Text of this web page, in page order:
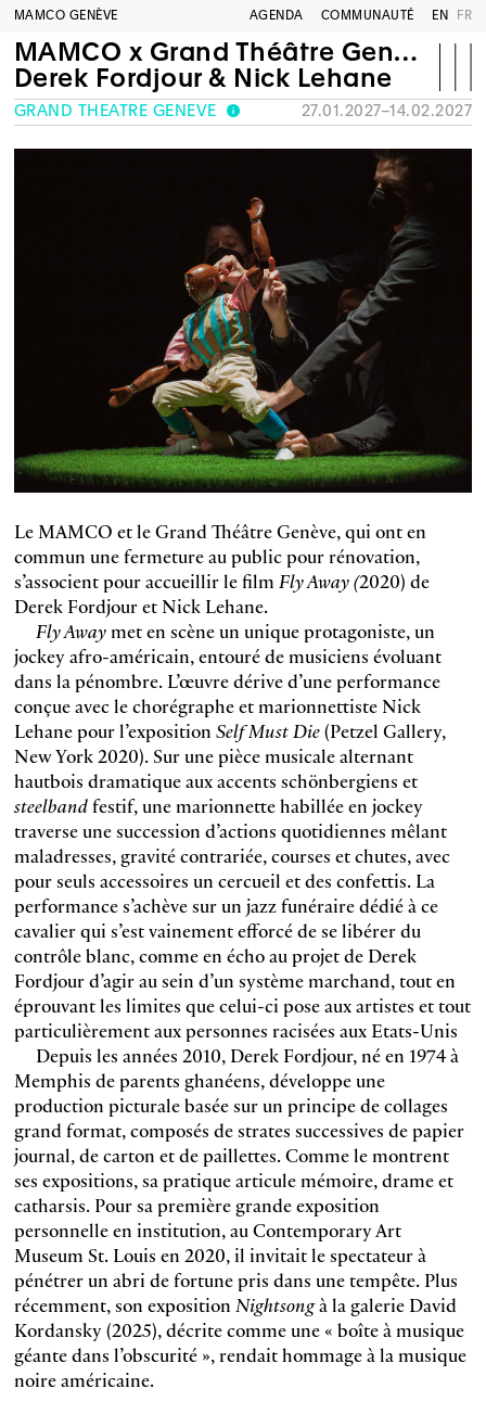
MAMCO GENÈVE AGENDA COMMUNAUTÉ EN FR
MAMCO x Grand Théâtre Genève
Derek Fordjour & Nick Lehane
GRAND THÉÂTRE GENÈVE 27.01.2027–14.02.2027
Le MAMCO et le Grand Théâtre Genève, qui ont en
commun une fermeture au public pour rénovation,
s’associent pour accueillir le film Fly Away (2020) de
Derek Fordjour et Nick Lehane.
Fly Awaymet en scène un unique protagoniste, un
jockey afro-américain, entouré de musiciens évoluant
dans la pénombre. L’œuvre dérive d’une performance
conçue avec le chorégraphe et marionnettiste Nick
Lehane pour l’exposition Self Must Die(Petzel Gallery,
New York 2020). Sur une pièce musicale alternant
hautbois dramatique aux accents schönbergiens et
steelbandfestif, une marionnette habillée en jockey
traverse une succession d’actions quotidiennes mêlant
maladresses, gravité contrariée, courses et chutes, avec
pour seuls accessoires un cercueil et des confettis. La
performance s’achève sur un jazz funéraire dédié à ce
cavalier qui s’est vainement efforcé de se libérer du
contrôle blanc, comme en écho au projet de Derek
Fordjour d’agir au sein d’un système marchand, tout en
éprouvant les limites que celui-ci pose aux artistes et tout
particulièrement aux personnes racisées aux Etats-Unis
Depuis les années 2010, Derek Fordjour, né en 1974 à
Memphis de parents ghanéens, développe une
production picturale basée sur un principe de collages
grand format, composés de strates successives de papier
journal, de carton et de paillettes. Comme le montrent
ses expositions, sa pratique articule mémoire, drame et
catharsis. Pour sa première grande exposition
personnelle en institution, au Contemporary Art
Museum St. Louis en 2020, il invitait le spectateur à
pénétrer un abri de fortune pris dans une tempête. Plus
récemment, son exposition Nightsongà la galerie David
Kordansky (2025), décrite comme une « boîte à musique
géante dans l’obscurité », rendait hommage à la musique
noire américaine.